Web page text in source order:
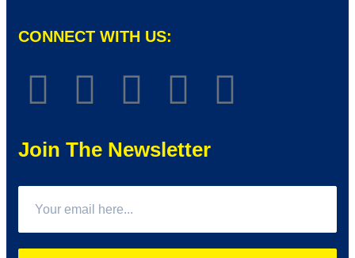
CONNECT WITH US:
Join The Newsletter